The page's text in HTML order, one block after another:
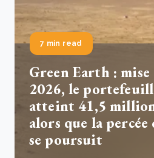
7 min read
Green Earth :
2026, le
atteint 41,5
alors que la percée
se poursuit